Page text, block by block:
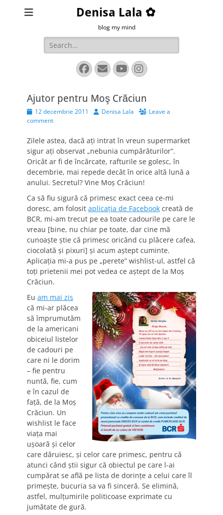
Denisa Lala ✿
blog my mind
Search
for:
Facebook
EmailYouTube
Instagram
Ajutor pentru Moş Crăciun
Posted
on
12 decembrie 2011 AuthorDenisa Lala
Leave a
comment
Zilele astea, dacă aţi intrat în vreun supermarket
sigur aţi observat „nebunia cumpărăturilor”.
Oricât ar fi de încărcate, rafturile se golesc, în
decembrie, mai repede decât în orice altă lună a
anului. Secretul? Vine Moş Crăciun!
Ca să fiu sigură că primesc exact ceea ce-mi
doresc, am folosit aplicaţia de Facebook creată de
BCR, mi-am trecut pe ea toate cadourile pe care le
vreau [bine, nu chiar pe toate, dar cine mă
cunoaşte ştie că primesc oricând cu plăcere cafea,
ciocolată şi pixuri] şi acum aştept cuminte.
Aplicaţia mi-a pus pe „perete” wishlist-ul, astfel că
toţi prietenii mei pot vedea ce aştept de la Moş
Crăciun.
Eu am mai zis
că mi-ar plăcea
să împrumutăm
de la americani
obiceiul listelor
de cadouri pe
care ni le dorim
– fie pentru
nuntă, fie, cum
e în cazul de
faţă, de la Moş
Crăciun. Un
wishlist le face
viaţa mai
uşoară şi celor
care dăruiesc, şi celor care primesc, pentru că
atunci când ştii sigur că obiectul pe care l-ai
cumpărat se află pe lista de dorinţe a celui care îl
primeşte, bucuria sa va fi sinceră. Se elimină,
astfel, mulţumirile politicoase exprimate cu
jumătate de gură.